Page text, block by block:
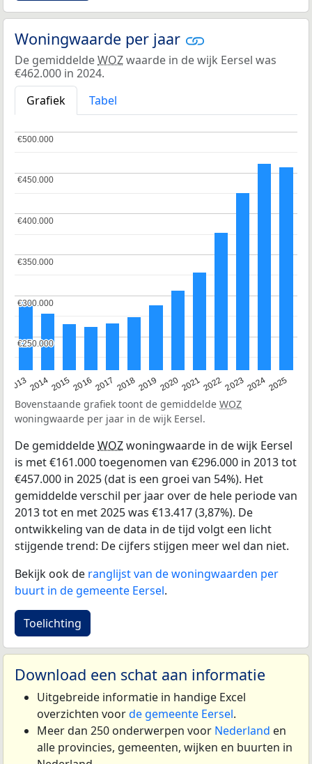
Woningwaarde per jaar
De gemiddeldeWOZwaarde in de wijk Eersel was
€462.000 in 2024.
Grafiek
Tabel
20132014201520162017 20182019 202020212022202320242025
€250.000
€250.000
€300.000
€300.000
€350.000
€350.000
€400.000
€400.000
€450.000
€450.000
€500.000
€500.000
Bovenstaande grafiek toont de gemiddelde WOZ
woningwaarde per jaar in de wijk Eersel.
De gemiddeldeWOZwoningwaarde in de wijk Eersel
is met €161.000 toegenomen van €296.000 in 2013 tot
€457.000 in 2025 (dat is een groei van 54%). Het
gemiddelde verschil per jaar over de hele periode van
2013 tot en met 2025 was €13.417 (3,87%). De
ontwikkeling van de data in de tijd volgt een licht
stijgende trend: De cijfers stijgen meer wel dan niet.
Bekijk ook de ranglijst van de woningwaarden per
buurt in de gemeente Eersel.
Toelichting
Download een schat aan informatie
Uitgebreide informatie in handige Excel
overzichten voorde gemeente Eersel.
Meer dan 250 onderwerpen voor Nederland en
alle provincies, gemeenten, wijken en buurten in